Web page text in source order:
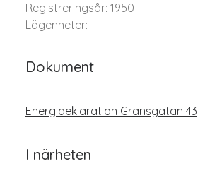
Registreringsår: 1950
Lägenheter:
Dokument
Energideklaration Gränsgatan 43
I närheten